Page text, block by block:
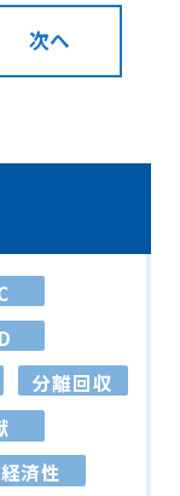
次へ
分離回収
経済性